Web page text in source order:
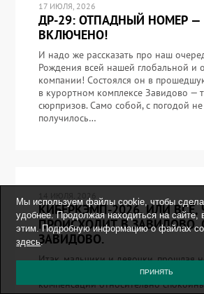
17 ИЮЛЯ, 2026
ДР-29: ОТПАДНЫЙ НОМЕР —
ВКЛЮЧЕНО!
И надо же рассказать про наш
Рождения всей нашей глобальной и
компании! Состоялся он в
в курортном комплексе Завидово —
сюрпризов. Само собой, с погодой не
получилось…
КИБЕРКЭМП-2026, ИЛИ ВСЁ,
ПРОИСХОДИТ В ЗАВИДОВО,
ЗАВИДОВО.
Итак, мальчики и девочки, прошлая
чрезвычайно насыщенной событиями
компенсации относительно
Мы используем файлы cookie, чтобы
удобнее. Продолжая находиться на сайте,
этим. Подробную информацию о файлах
здесь.
ПРИНЯТЬ